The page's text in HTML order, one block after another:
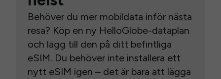
Behöver du mer mobildata inför nästa
resa? Köp en ny HelloGlobe-dataplan
och lägg till den på ditt befintliga
eSIM. Du behöver inte installera ett
nytt eSIM igen – det är bara att lägga